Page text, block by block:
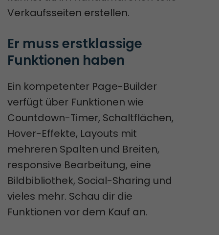
Verkaufsseiten erstellen.
Er muss erstklassige
Funktionen haben
Ein kompetenter Page-Builder
verfügt über Funktionen wie
Countdown-Timer, Schaltflächen,
Hover-Effekte, Layouts mit
mehreren Spalten und Breiten,
responsive Bearbeitung, eine
Bildbibliothek, Social-Sharing und
vieles mehr. Schau dir die
Funktionen vor dem Kauf an.